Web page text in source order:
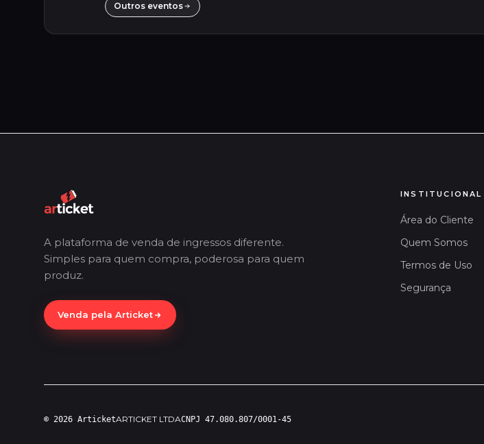
Outros eventos
A plataforma de venda de ingressos diferente.
Simples para quem compra, poderosa para quem
produz.
Venda pela Articket
INSTITUCIONAL
Área do Cliente
Quem Somos
Termos de Uso
Segurança
© 2026 ArticketARTICKET LTDACNPJ 47.080.807/0001-45